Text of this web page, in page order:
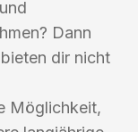
Dann
dir nicht
Möglichkeit,